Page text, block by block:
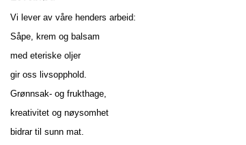
Vi lever av våre henders arbeid:
Såpe, krem og balsam
med eteriske oljer
gir oss livsopphold.
Grønnsak- og frukthage,
kreativitet og nøysomhet
bidrar til sunn mat.